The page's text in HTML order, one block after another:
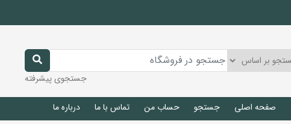
جستجوی پیشرفته
صفحه اصلی جستجو حساب من تماس با ما درباره ما